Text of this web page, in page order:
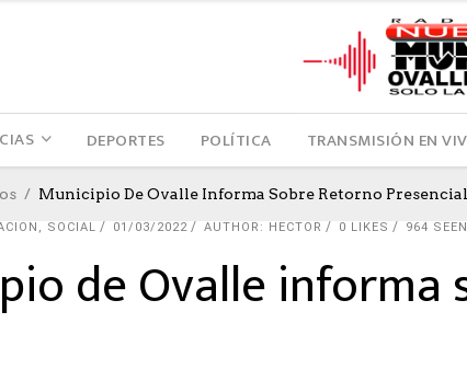
DEPORTES POLÍTICA TRANSMISIÓN EN
Municipio De Ovalle Informa Sobre Retorno
, SOCIAL 01/03/2022 AUTHOR: HECTOR 0 LIKES 964 SEEN
de Ovalle